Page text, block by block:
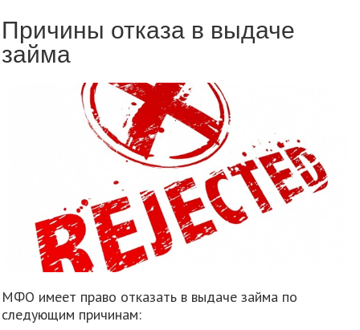
Причины отказа в выдаче
займа
МФО имеет право отказать в выдаче займа по
следующим причинам: